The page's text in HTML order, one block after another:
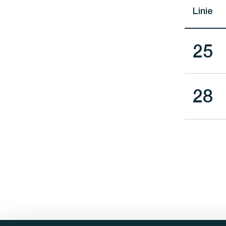
Linie
Linie
25
Linie
28